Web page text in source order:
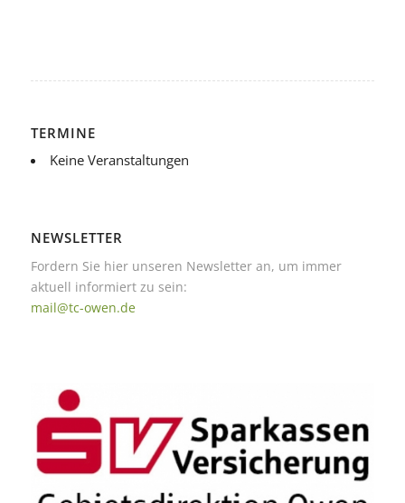
TERMINE
Keine Veranstaltungen
NEWSLETTER
Fordern Sie hier unseren Newsletter an, um immer
aktuell informiert zu sein:
mail@tc-owen.de